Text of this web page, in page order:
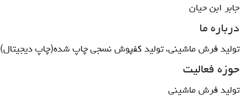
جابر ابن حیان
درباره ما
تولید فرش ماشینی، تولید کفپوش نسجی چاپ شده(چاپ دیجیتال)
حوزه فعالیت
تولید فرش ماشینی